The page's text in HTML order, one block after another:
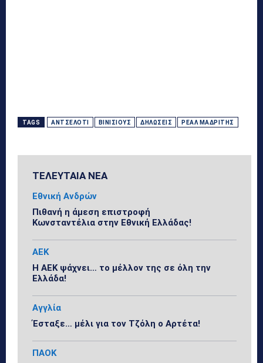
TAGS ΑΝΤΣΕΛΌΤΙ ΒΙΝΊΣΙΟΥΣ ΔΗΛΏΣΕΙΣ ΡΕΆΛ ΜΑΔΡΊΤΗΣ
ΤΕΛΕΥΤΑΙΑ ΝΕΑ
Εθνική Ανδρών
Πιθανή η άμεση επιστροφή
Κωνσταντέλια στην Εθνική Ελλάδας!
ΑΕΚ
Η ΑΕΚ ψάχνει… το μέλλον της σε όλη την
Ελλάδα!
Αγγλία
Έσταξε… μέλι για τον Τζόλη ο Αρτέτα!
ΠΑΟΚ